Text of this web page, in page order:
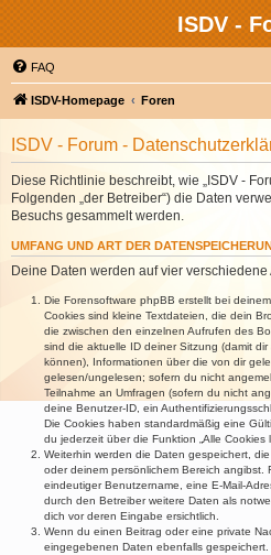
ISDV -
FAQ
ISDV-Homepage Foren
ISDV - Forum -
Diese Richtlinie beschreibt, wie „ISDV -
Folgenden „der Betreiber“) die Daten
Besuchs gesammelt werden.
UMFANG UND ART DER
Deine Daten werden auf vier verschiedene
Die Forensoftware phpBB erstellt bei
Cookies sind kleine Textdateien, die dein
die zwischen den einzelnen Aufrufen des
sind die aktuelle ID deiner Sitzung (damit
können), Informationen über die von dir
gelesen/ungelesen; sofern du nicht
Teilnahme an Umfragen (sofern du nicht
deine Benutzer-ID, ein
Die Cookies haben standardmäßig eine
du jederzeit über die Funktion „Alle Cookies
Weiterhin werden die Daten gespeichert,
oder deinem persönlichem Bereich angibst.
eindeutiger Benutzername, eine E-Mail-
durch den Betreiber weitere Daten als
dich vor deren Eingabe ersichtlich.
Wenn du einen Beitrag oder eine private
eingegebenen Daten ebenfalls